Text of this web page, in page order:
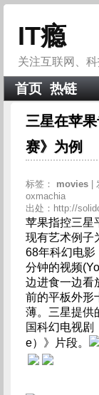
IT瘾
关注互联网、
首页 热链
三星在苹
赛》为例
标签： movies
oxmachia
出处：http://
苹果指控三星
现有艺术例
68年科幻电影
分钟的视频
边进食一边看
前的平板外形
薄。三星提供
国科幻电视剧
e）》片段。